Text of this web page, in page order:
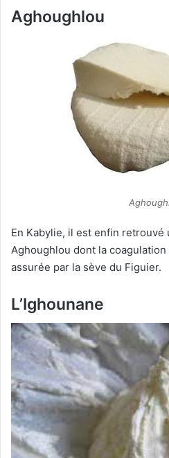
Aghoughlou
En Kabylie, il est enfin retrouvé
Aghoughlou dont la
assurée par la sève du Figuier.
L’Ighounane